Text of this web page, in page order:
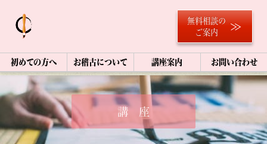
無料相談の
ご案内
初めての方へ お稽古について 講座案内 お問い合わせ
講 座